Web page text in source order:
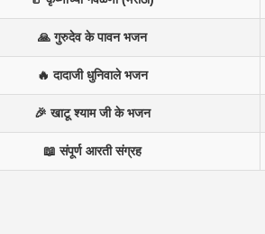
🙏 गुरुदेव के पावन भजन
🔥 दादाजी धुनिवाले भजन
🎉 खाटू श्याम जी के भजन
📖 संपूर्ण आरती संग्रह